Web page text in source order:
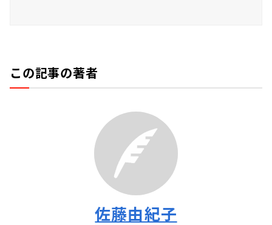
この記事の著者
佐藤由紀子